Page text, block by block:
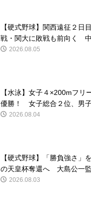
【硬式野球】関西遠征２日
戦・関大に敗戦も前向く 中
2026.08.05
【水泳】女子４×200mフリ
優勝！ 女子総合２位、男子
2026.08.04
【硬式野球】「勝負強さ」
の天皇杯奪還へ 大島公一監
2026.08.03